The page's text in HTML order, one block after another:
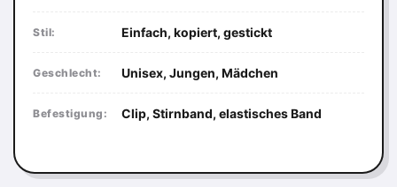
Stil: Einfach, kopiert, gestickt
Geschlecht: Unisex, Jungen, Mädchen
Befestigung: Clip, Stirnband, elastisches Band